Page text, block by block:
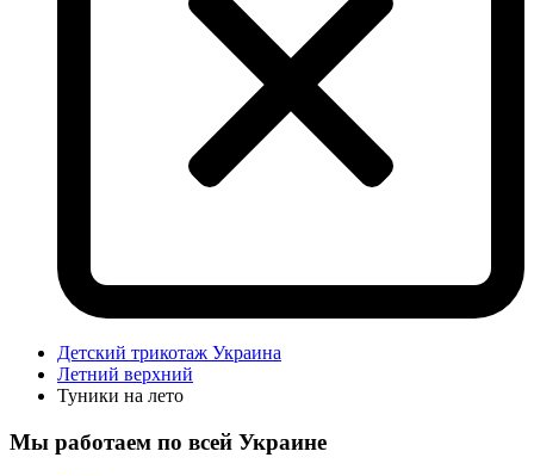
Детский трикотаж Украина
Летний верхний
Туники на лето
Мы работаем по всей Украине